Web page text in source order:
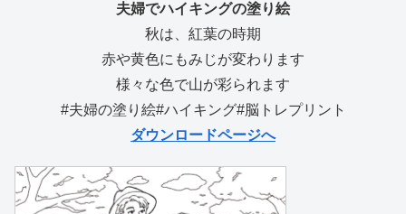
夫婦でハイキングの塗り絵
秋は、紅葉の時期
赤や黄色にもみじが変わります
様々な色で山が彩られます
#夫婦の塗り絵#ハイキング#脳トレプリント
ダウンロードページへ